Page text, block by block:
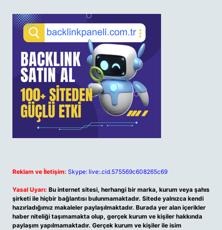
Reklam ve İletişim: Skype: live:.cid.575569c608265c69
Yasal Uyarı: Bu internet sitesi, herhangi bir marka, kurum veya şahıs
şirketi ile hiçbir bağlantısı bulunmamaktadır. Sitede yalnızca kendi
hazırladığımız makaleler paylaşılmaktadır. Burada yer alan içerikler
haber niteliği taşımamakta olup, gerçek kurum ve kişiler hakkında
paylaşım yapılmamaktadır. Gerçek kurum ve kişiler ile isim